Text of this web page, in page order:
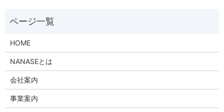
HOME
NANASEとは
会社案内
事業案内